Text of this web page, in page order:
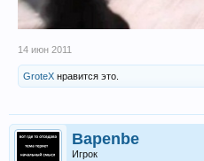
14 июн 2011
GroteX нравится это.
Bapenbe
Игрок